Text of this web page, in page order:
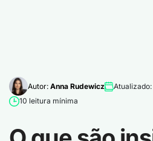
Autor: Anna Rudewicz
10 leitura mínima